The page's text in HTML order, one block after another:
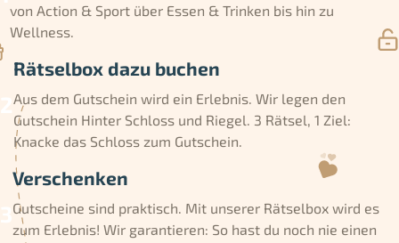
von Action & Sport über Essen & Trinken bis hin zu
Wellness.
Rätselbox dazu buchen
Aus dem Gutschein wird ein Erlebnis. Wir legen den
Gutschein Hinter Schloss und Riegel. 3 Rätsel, 1 Ziel:
Knacke das Schloss zum Gutschein.
Verschenken
Gutscheine sind praktisch. Mit unserer Rätselbox wird es
zum Erlebnis! Wir garantieren: So hast du noch nie einen